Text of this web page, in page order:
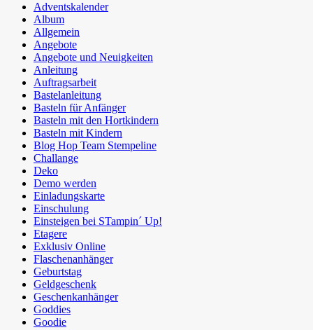
Adventskalender
Album
Allgemein
Angebote
Angebote und Neuigkeiten
Anleitung
Auftragsarbeit
Bastelanleitung
Basteln für Anfänger
Basteln mit den Hortkindern
Basteln mit Kindern
Blog Hop Team Stempeline
Challange
Deko
Demo werden
Einladungskarte
Einschulung
Einsteigen bei STampin´ Up!
Etagere
Exklusiv Online
Flaschenanhänger
Geburtstag
Geldgeschenk
Geschenkanhänger
Goddies
Goodie